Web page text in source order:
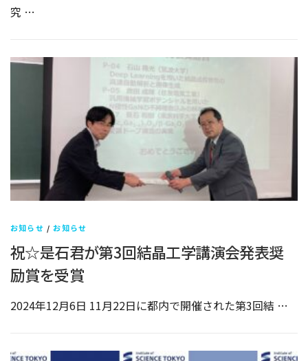
究 …
お知らせ /お知らせ
祝☆是石君が第3回結晶工学講演会発表奨
励賞を受賞
2024年12月6日 11月22日に都内で開催された第3回結 …